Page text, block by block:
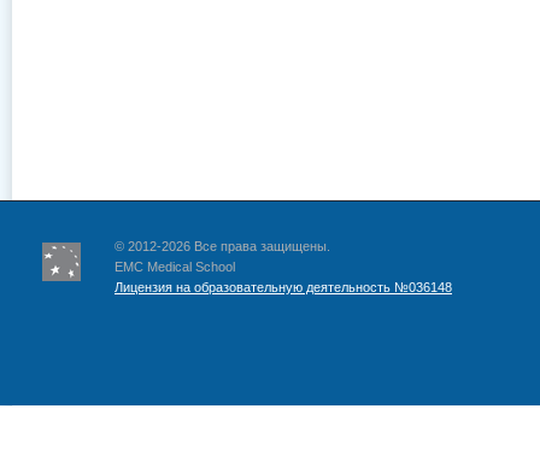
© 2012-2026 Все права защищены.
EMC Medical School
Лицензия на образовательную деятельность №036148